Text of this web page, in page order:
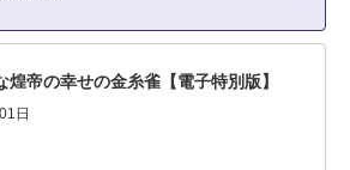
煌帝の幸せの金糸雀【電子特別版】
日